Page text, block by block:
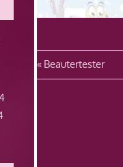
Vorheriger
Beitrag:
Beautertester